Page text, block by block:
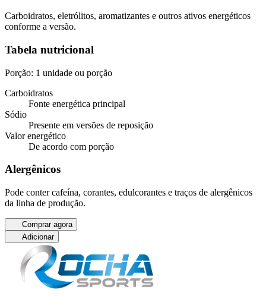
Carboidratos, eletrólitos, aromatizantes e outros ativos energéticos
conforme a versão.
Tabela nutricional
Porção: 1 unidade ou porção
Carboidratos
Fonte energética principal
Sódio
Presente em versões de reposição
Valor energético
De acordo com porção
Alergênicos
Pode conter cafeína, corantes, edulcorantes e traços de alergênicos
da linha de produção.
Comprar agora
Adicionar